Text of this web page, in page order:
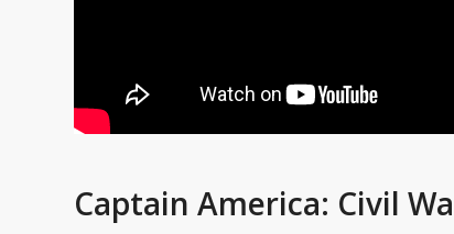
Captain America: Civil